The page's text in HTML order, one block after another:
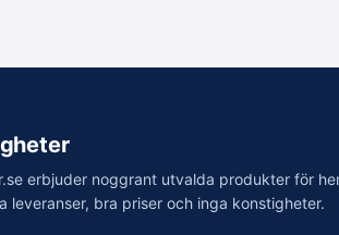
erbjuder noggrant utvalda produkter för
leveranser, bra priser och inga konstigheter.